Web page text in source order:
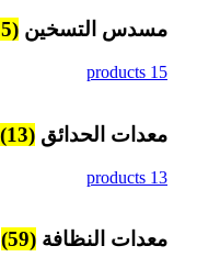
مسدس التسخين (15)
15 products
معدات الحدائق (13)
13 products
معدات النظافة (59)